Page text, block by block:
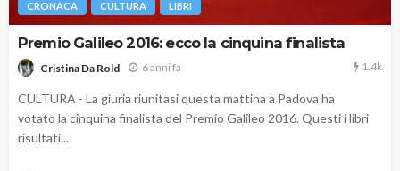
CRONACA CULTURA LIBRI
Premio Galileo 2016: ecco la cinquina finalista
Cristina Da Rold 6 anni fa 1.4k
CULTURA - La giuria riunitasi questa mattina a Padova ha
votato la cinquina finalista del Premio Galileo 2016. Questi i libri
risultati...